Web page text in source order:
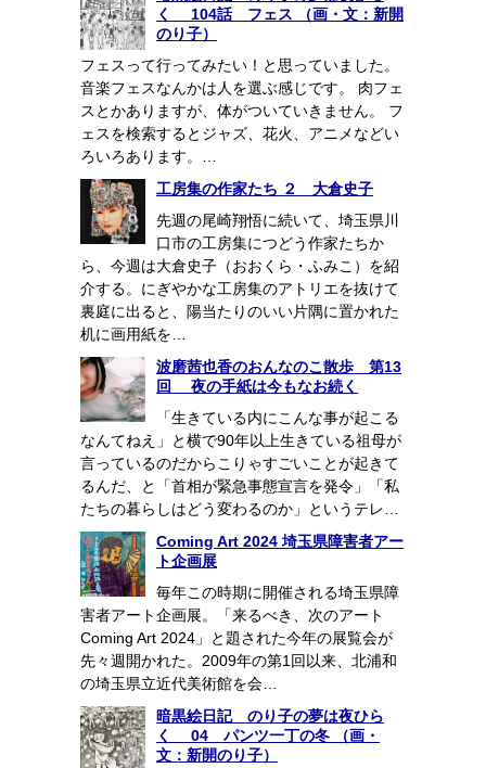
く 104話 フェス （画・文：新開
のり子）
フェスって行ってみたい！と思っていました。
音楽フェスなんかは人を選ぶ感じです。 肉フェ
スとかありますが、体がついていきません。 フ
ェスを検索するとジャズ、花火、アニメなどい
ろいろあります。…
工房集の作家たち ２ 大倉史子
先週の尾崎翔悟に続いて、埼玉県川
口市の工房集につどう作家たちか
ら、今週は大倉史子（おおくら・ふみこ）を紹
介する。にぎやかな工房集のアトリエを抜けて
裏庭に出ると、陽当たりのいい片隅に置かれた
机に画用紙を…
波磨茜也香のおんなのこ散歩 第13
回 夜の手紙は今もなお続く
「生きている内にこんな事が起こる
なんてねえ」と横で90年以上生きている祖母が
言っているのだからこりゃすごいことが起きて
るんだ、と「首相が緊急事態宣言を発令」「私
たちの暮らしはどう変わるのか」というテレ…
Coming Art 2024 埼玉県障害者アー
ト企画展
毎年この時期に開催される埼玉県障
害者アート企画展。「来るべき、次のアート
Coming Art 2024」と題された今年の展覧会が
先々週開かれた。2009年の第1回以来、北浦和
の埼玉県立近代美術館を会…
暗黒絵日記 のり子の夢は夜ひら
く 04 パンツ一丁の冬 （画・
文：新開のり子）